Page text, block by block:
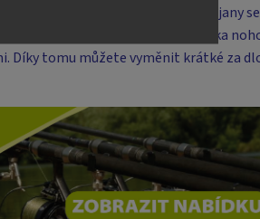
tak indikaci záběru. Některé stojany se
i větší transportní rozměr. Délka
Díky tomu můžete vyměnit krátké za